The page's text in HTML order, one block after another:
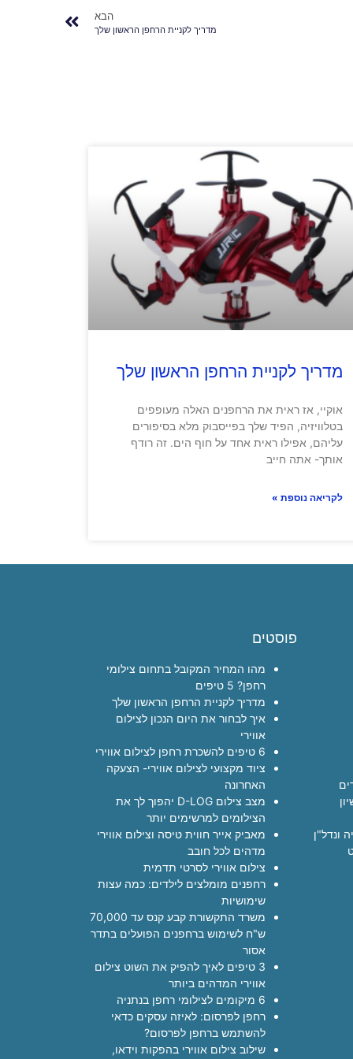
הבא
מדריך לקניית הרחפן הראשון שלך
מדריך לקניית הרחפן הראשון שלך
אוקיי, אז ראית את הרחפנים האלה מעופפים
בטלוויזיה, הפיד שלך בפייסבוק מלא בסיפורים
עליהם, אפילו ראית אחד על חוף הים. זה רודף
אותך- אתה חייב
לקריאה נוספת »
ונדל"ן
פוסטים
מהו המחיר המקובל בתחום צילומי
רחפן? 5 טיפים
מדריך לקניית הרחפן הראשון שלך
איך לבחור את היום הנכון לצילום
אווירי
6 טיפים להשכרת רחפן לצילום אווירי
ציוד מקצועי לצילום אווירי- הצעקה
האחרונה
מצב צילום D-LOG יהפוך לך את
הצילומים למרשימים יותר
מאביק אייר חווית טיסה וצילום אווירי
מדהים לכל חובב
צילום אווירי לסרטי תדמית
רחפנים מומלצים לילדים: כמה עצות
שימושיות
משרד התקשורת קבע קנס עד 70,000
ש"ח לשימוש ברחפנים הפועלים בתדר
אסור
3 טיפים לאיך להפיק את השוט צילום
אווירי המדהים ביותר
6 מיקומים לצילומי רחפן בנתניה
רחפן לפרסום: לאיזה עסקים כדאי
להשתמש ברחפן לפרסום?
שילוב צילום אווירי בהפקות וידאו,